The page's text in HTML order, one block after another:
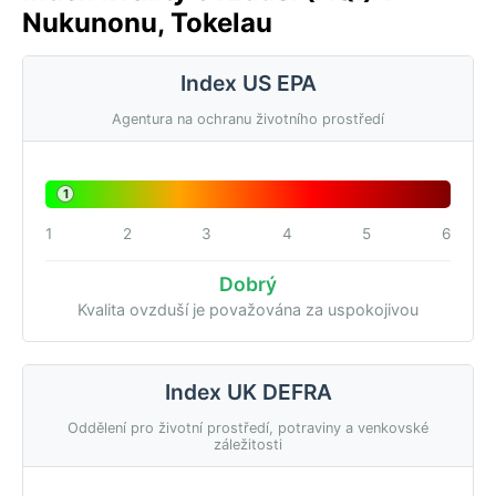
Nukunonu, Tokelau
Index US EPA
Agentura na ochranu životního prostředí
1
1 2 3 4 5 6
Dobrý
Kvalita ovzduší je považována za uspokojivou
Index UK DEFRA
Oddělení pro životní prostředí, potraviny a venkovské
záležitosti